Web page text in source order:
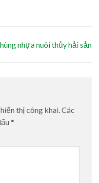
nhựa nuôi thủy hải sản
thị công khai.Các
*